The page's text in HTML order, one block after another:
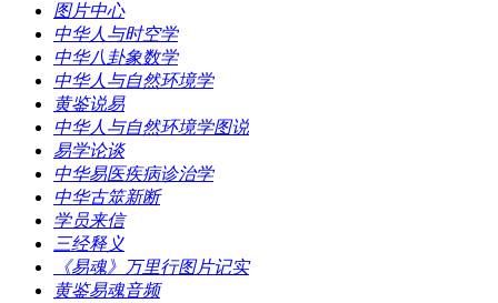
图片中心
中华人与时空学
中华八卦象数学
中华人与自然环境学
黄鉴说易
中华人与自然环境学图说
易学论谈
中华易医疾病诊治学
中华古筮新断
学员来信
三经释义
《易魂》万里行图片记实
黄鉴易魂音频